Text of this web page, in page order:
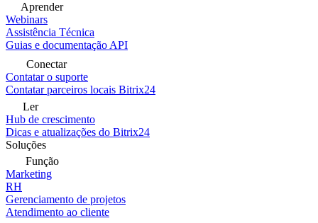
Aprender
Webinars
Assistência Técnica
Guias e documentação API
Conectar
Contatar o suporte
Contatar parceiros locais Bitrix24
Ler
Hub de crescimento
Dicas e atualizações do Bitrix24
Soluções
Função
Marketing
RH
Gerenciamento de projetos
Atendimento ao cliente